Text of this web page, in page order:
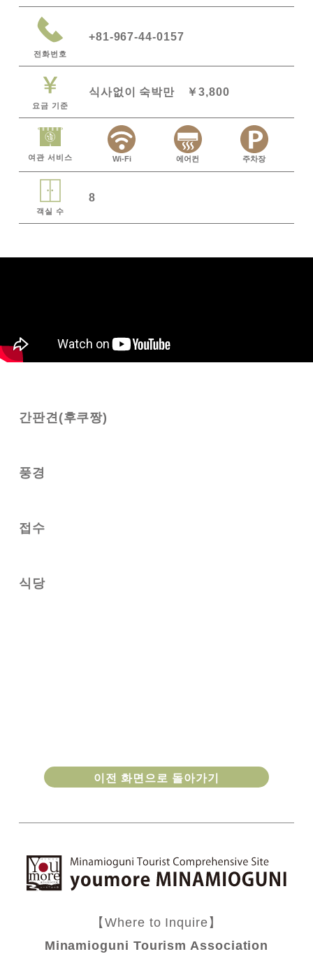
전화번호
+81-967-44-0157
요금 기준
식사없이 숙박만 ￥3,800
여관 서비스 Wi-Fi 에어컨 주차장
객실 수
8
간판견(후쿠짱)
풍경
접수
식당
이전 화면으로 돌아가기
【Where to Inquire】
Minamioguni Tourism Association